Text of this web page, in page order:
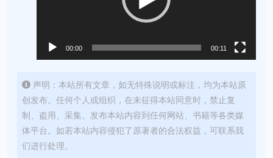
00:00 00:11
声明：本站所有文章，如无特殊说明或标注，均为本站原
创发布。任何个人或组织，在未征得本站同意时，禁止复
制、盗用、采集、发布本站内容到任何网站、书籍等各类媒
体平台。如若本站内容侵犯了原著者的合法权益，可联系我
们进行处理。